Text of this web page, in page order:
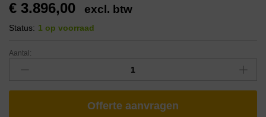
€ 3.896,00 excl. btw
Status: 1 op voorraad
Aantal:
Offerte aanvragen